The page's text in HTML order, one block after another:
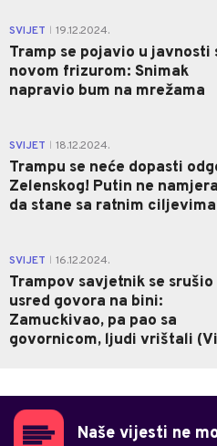
SVIJET 19.12.2024.
Tramp se pojavio u javnosti
novom frizurom: Snimak
napravio bum na mrežama
SVIJET 18.12.2024.
Trampu se neće dopasti
Zelenskog! Putin ne
da stane sa ratnim ciljevima
SVIJET 16.12.2024.
Trampov savjetnik se srušio
usred govora na bini:
Zamuckivao, pa pao sa
govornicom, ljudi vrištali
Naše vijesti ne